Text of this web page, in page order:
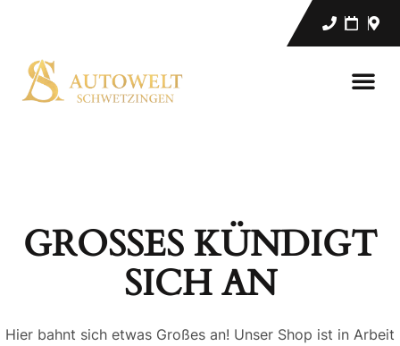
GROSSES KÜNDIGT S
ICH AN
Hier bahnt sich etwas Großes an! Unser Shop ist in Arbeit